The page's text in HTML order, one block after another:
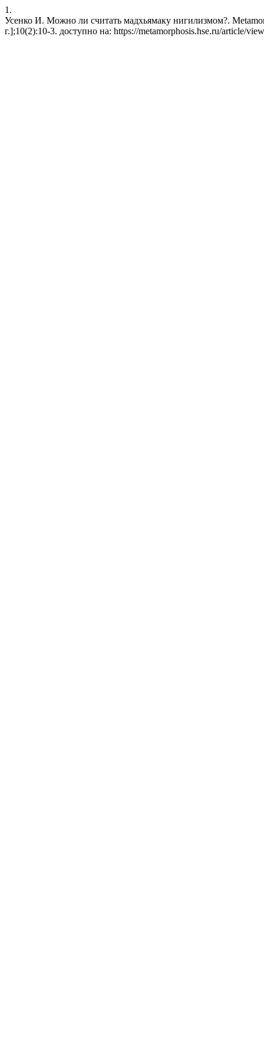
1.
Усенко И. Можно ли считать мадхьямаку нигилизмом?.
г.];10(2):10-3. доступно на: https://metamorphosis.hse.ru/article/